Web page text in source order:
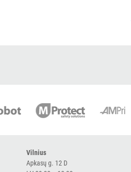
Vilnius
Apkasų g. 12 D